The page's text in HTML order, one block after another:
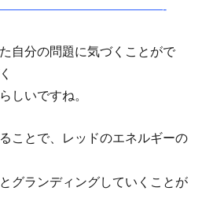
自分の問題に気づくことがで
しいですね。
ことで、レッドのエネルギーの
グランディングしていくことが